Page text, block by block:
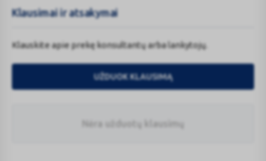
Klausimai ir atsakymai
Klauskite apie prekę konsultantų arba lankytojų.
UŽDUOK KLAUSIMĄ
Nėra užduotų klausimų